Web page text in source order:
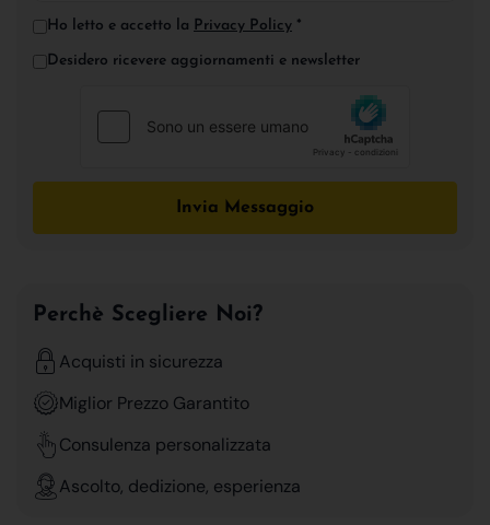
Ho letto e accetto la Privacy Policy *
Desidero ricevere aggiornamenti e newsletter
Invia Messaggio
Perchè Scegliere Noi?
Acquisti in sicurezza
Miglior Prezzo Garantito
Consulenza personalizzata
Ascolto, dedizione, esperienza